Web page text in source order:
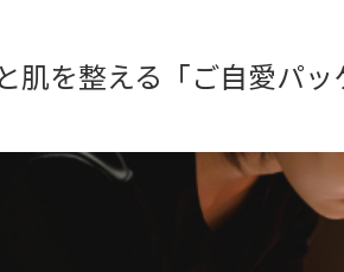
肌を整える「ご自愛パ